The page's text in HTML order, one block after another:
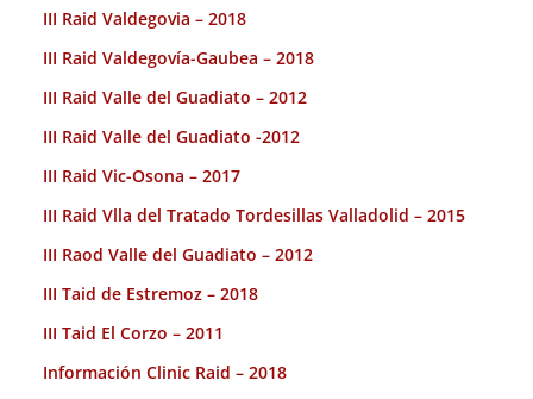
III Raid Valdegovia – 2018
III Raid Valdegovía-Gaubea – 2018
III Raid Valle del Guadiato – 2012
III Raid Valle del Guadiato -2012
III Raid Vic-Osona – 2017
III Raid Vlla del Tratado Tordesillas Valladolid – 2015
III Raod Valle del Guadiato – 2012
III Taid de Estremoz – 2018
III Taid El Corzo – 2011
Información Clinic Raid – 2018